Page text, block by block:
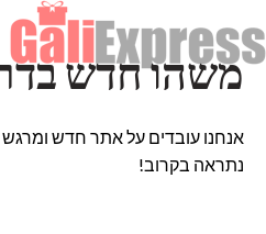
משהו חדש
אנחנו עובדים על אתר חדש
נתראה בקרוב!